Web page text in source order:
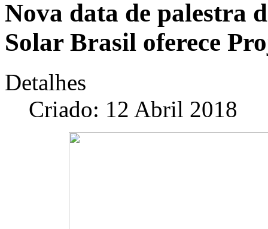
Nova data de palestra
Solar Brasil oferece
Detalhes
Criado: 12 Abril 2018